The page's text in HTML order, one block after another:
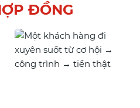
ĐỒNG